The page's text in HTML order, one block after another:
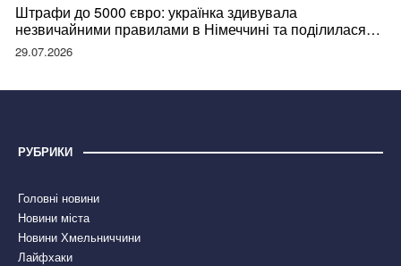
Штрафи до 5000 євро: українка здивувала
незвичайними правилами в Німеччині та поділилася
правдою
29.07.2026
РУБРИКИ
Головні новини
Новини міста
Новини Хмельниччини
Лайфхаки